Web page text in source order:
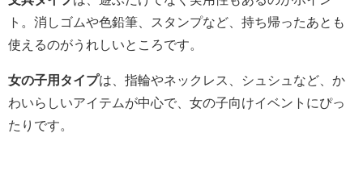
ト。消しゴムや色鉛筆、スタンプなど、持ち帰ったあとも
使えるのがうれしいところです。
女の子用タイプは、指輪やネックレス、シュシュなど、か
わいらしいアイテムが中心で、女の子向けイベントにぴっ
たりです。